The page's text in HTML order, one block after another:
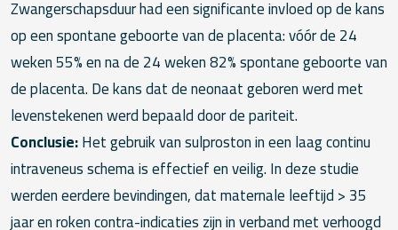
Zwangerschapsduur had een significante invloed op de kans
op een spontane geboorte van de placenta: vóór de 24
weken 55% en na de 24 weken 82% spontane geboorte van
de placenta. De kans dat de neonaat geboren werd met
levenstekenen werd bepaald door de pariteit.
Conclusie:Het gebruik van sulproston in een laag continu
intraveneus schema is effectief en veilig. In deze studie
werden eerdere bevindingen, dat maternale leeftijd > 35
jaar en roken contra-indicaties zijn in verband met verhoogd